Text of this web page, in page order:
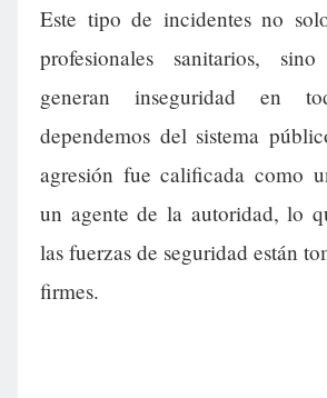
Este tipo de incidentes no
profesionales sanitarios,
generan inseguridad en
dependemos del sistema
agresión fue calificada como
un agente de la autoridad, lo
las fuerzas de seguridad están
firmes.